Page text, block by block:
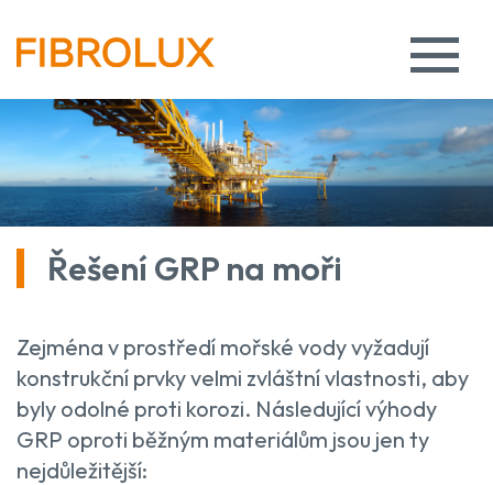
Řešení GRP na moři
Zejména v prostředí mořské vody vyžadují
konstrukční prvky velmi zvláštní vlastnosti, aby
byly odolné proti korozi. Následující výhody
GRP oproti běžným materiálům jsou jen ty
nejdůležitější: